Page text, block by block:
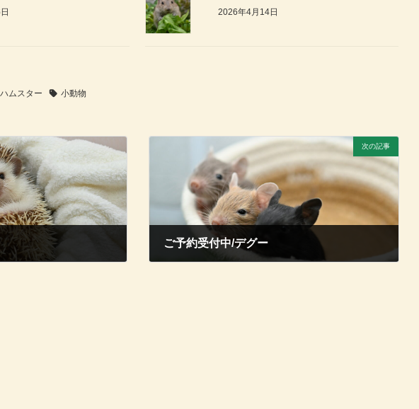
2026年4月14日
ムスター 小動物
次の記事
ご予約受付中/デグー